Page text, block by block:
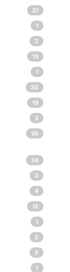
21
1
2
13
1
20
19
3
35
34
2
4
12
1
2
5
1